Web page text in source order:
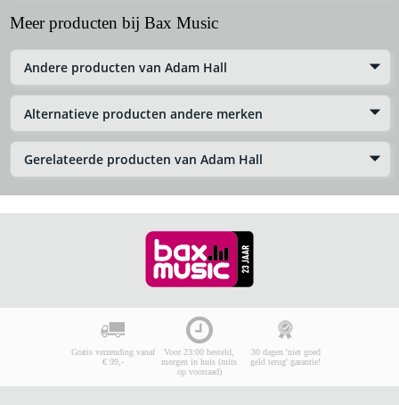
Meer producten bij Bax Music
Andere producten van Adam Hall
Alternatieve producten andere merken
Gerelateerde producten van Adam Hall
Gratis verzending vanaf
€ 99,-
Voor 23:00 besteld,
morgen in huis (mits
op voorraad)
30 dagen 'niet goed
geld terug' garantie!